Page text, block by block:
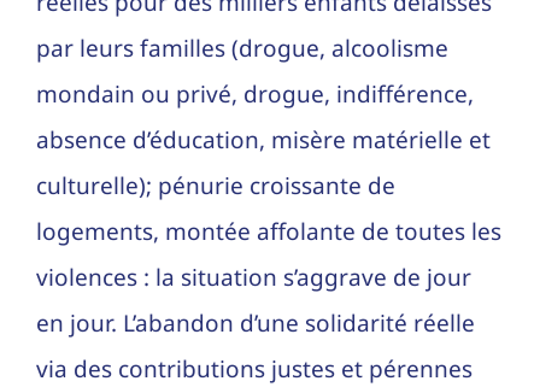
par leurs familles (drogue, alcoolisme
mondain ou privé, drogue, indifférence,
absence d’éducation, misère matérielle et
culturelle); pénurie croissante de
logements, montée affolante de toutes les
violences : la situation s’aggrave de jour
en jour. L’abandon d’une solidarité réelle
via des contributions justes et pérennes